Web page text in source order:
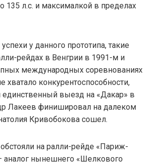
135 л.с. и максималкой в пределах
у данного прототипа, такие
рейдах в Венгрии в 1991-м и
международных соревнованиях
хватало конкурентоспособности,
единственный выезд на «Дакар» в
Лакеев финишировал на далеком
Кривобокова сошел.
на ралли-рейде «Париж-
аналог нынешнего «Шелкового